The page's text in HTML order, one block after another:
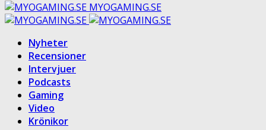
MYOGAMING.SE
Nyheter
Recensioner
Intervjuer
Podcasts
Gaming
Video
Krönikor